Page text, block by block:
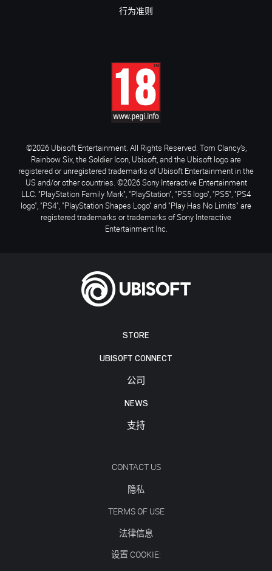
STORE
UBISOFT CONNECT
公司
NEWS
支持
CONTACT US
隐私
TERMS OF USE
法律信息
设置 COOKIE:
行为准则
©2026 Ubisoft Entertainment. All Rights Reserved. Tom Clancy’s,
Rainbow Six, the Soldier Icon, Ubisoft, and the Ubisoft logo are
registered or unregistered trademarks of Ubisoft Entertainment in the
US and/or other countries. ©2026 Sony Interactive Entertainment
LLC. "PlayStation Family Mark", "PlayStation", "PS5 logo", "PS5", "PS4
logo", "PS4", "PlayStation Shapes Logo" and "Play Has No Limits" are
registered trademarks or trademarks of Sony Interactive
Entertainment Inc.